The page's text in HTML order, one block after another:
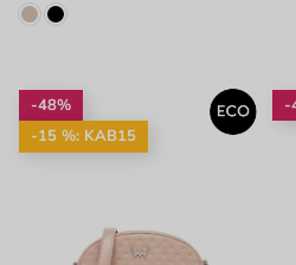
-48%
-15 %: KAB15
-